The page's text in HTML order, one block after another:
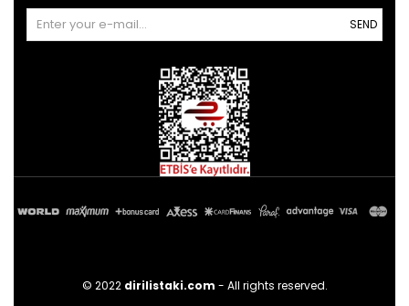
SEND
© 2022 dirilistaki.com - All rights reserved.